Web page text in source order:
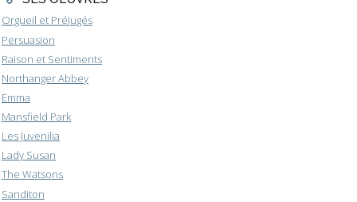
Orgueil et Préjugés
Persuasion
Raison et Sentiments
Northanger Abbey
Emma
Mansfield Park
Les Juvenilia
Lady Susan
The Watsons
Sanditon